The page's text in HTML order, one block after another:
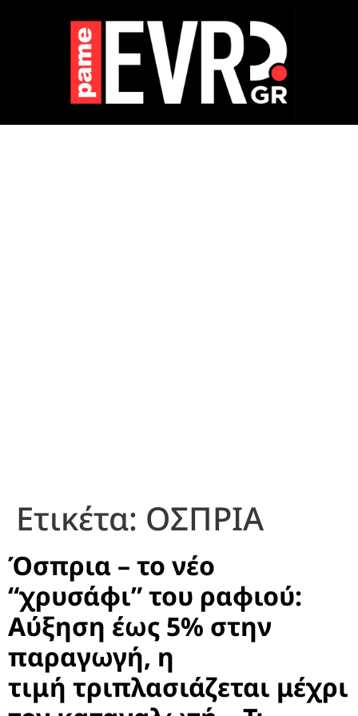
Ετικέτα: ΟΣΠΡΙΑ
Όσπρια – το νέο
“χρυσάφι” του ραφιού:
Αύξηση έως 5% στην
παραγωγή, η
τιμή τριπλασιάζεται μέχρι